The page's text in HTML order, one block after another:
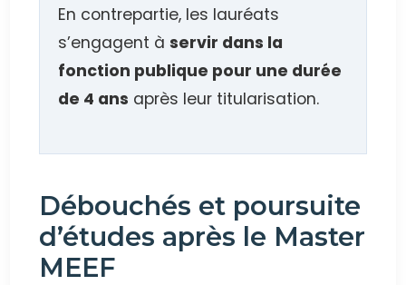
En contrepartie, les lauréats
s’engagent àservir dans la
fonction publique pour une durée
de 4 ans après leur titularisation.
Débouchés et poursuite
d’études après le Master
MEEF